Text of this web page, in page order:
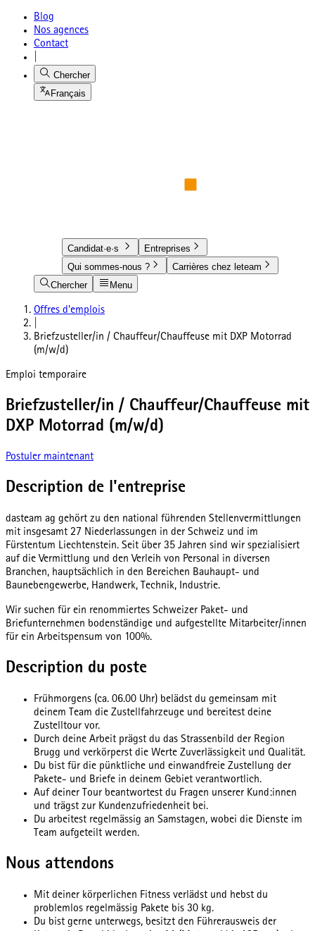
Blog
Nos agences
Contact
Chercher
Français
Candidat·e·s
Entreprises
Qui sommes-nous ?
Carrières chez leteam
Chercher
Menu
Offres d'emplois
Briefzusteller/in / Chauffeur/Chauffeuse mit DXP Motorrad
(m/w/d)
Emploi temporaire
Briefzusteller/in / Chauffeur/Chauffeuse mit
DXP Motorrad (m/w/d)
Postuler maintenant
Description de l'entreprise
dasteam ag gehört zu den national führenden Stellenvermittlungen
mit insgesamt 27 Niederlassungen in der Schweiz und im
Fürstentum Liechtenstein. Seit über 35 Jahren sind wir spezialisiert
auf die Vermittlung und den Verleih von Personal in diversen
Branchen, hauptsächlich in den Bereichen Bauhaupt- und
Baunebengewerbe, Handwerk, Technik, Industrie.
Wir suchen für ein renommiertes Schweizer Paket- und
Briefunternehmen bodenständige und aufgestellte Mitarbeiter/innen
für ein Arbeitspensum von 100%.
Description du poste
Frühmorgens (ca. 06.00 Uhr) belädst du gemeinsam mit
deinem Team die Zustellfahrzeuge und bereitest deine
Zustelltour vor.
Durch deine Arbeit prägst du das Strassenbild der Region
Brugg und verkörperst die Werte Zuverlässigkeit und Qualität.
Du bist für die pünktliche und einwandfreie Zustellung der
Pakete- und Briefe in deinem Gebiet verantwortlich.
Auf deiner Tour beantwortest du Fragen unserer Kund:innen
und trägst zur Kundenzufriedenheit bei.
Du arbeitest regelmässig an Samstagen, wobei die Dienste im
Team aufgeteilt werden.
Nous attendons
Mit deiner körperlichen Fitness verlädst und hebst du
problemlos regelmässig Pakete bis 30 kg.
Du bist gerne unterwegs, besitzt den Führerausweis der